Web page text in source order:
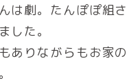
は劇。たんぽぽ組さ
した。
ありながらもお家の